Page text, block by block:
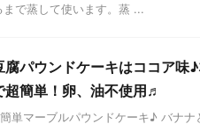
まで蒸して使います。蒸 ...
腐パウンドケーキはココア味
超簡単！卵、油不使用♬
単マーブルパウンドケーキ♪ バナ